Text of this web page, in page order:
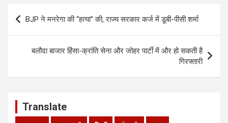
p
p
o
k
Post
navigation
BJP ने मनरेगा की “हत्या” की, राज्य सरकार कर्ज में डूबी-पीसी शर्मा
बलौदा बाजार हिंसा-क्रांति सेना और जोहर पार्टी में और हो सकती है
गिरफ्तारी
Translate